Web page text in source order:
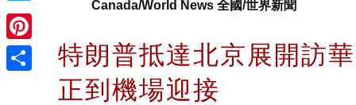
Twitter
Pinterest
Canada/World News 全國/世界新聞
特朗普抵達北京展開訪
正到機場迎接